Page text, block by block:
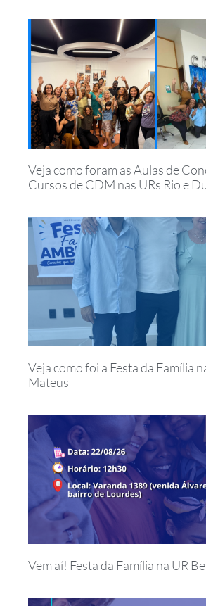
Veja como foram as Aulas de
Cursos de CDM nas URs Rio e
Veja como foi a Festa da Família
Mateus
Vem aí! Festa da Família na UR